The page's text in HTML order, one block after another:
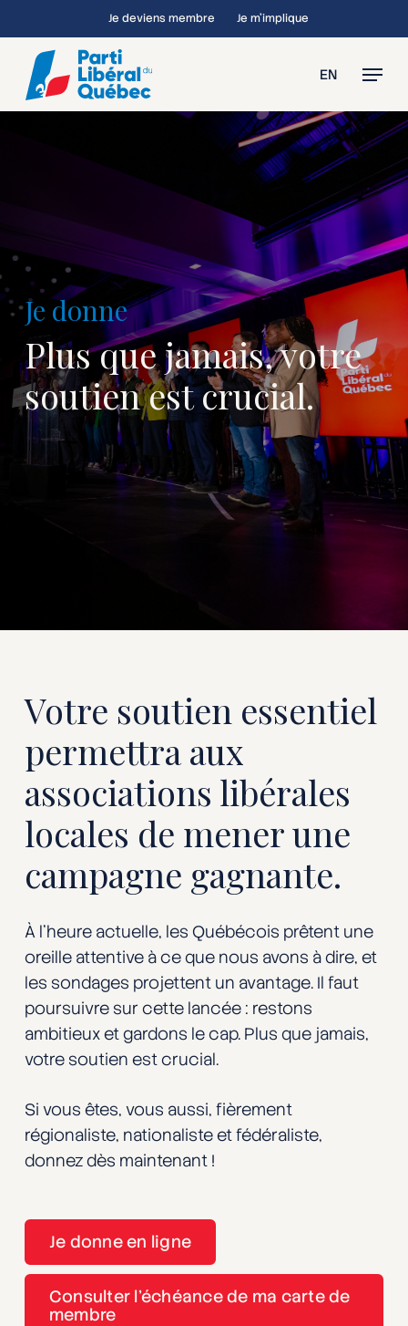
to
main
content
Je deviens membre Je m’implique
EN Menu
Je donne
Plus que jamais, votre
soutien est crucial.
Votre soutien essentiel
permettra aux
associations libérales
locales de mener une
campagne gagnante.
À l’heure actuelle, les Québécois prêtent une
oreille attentive à ce que nous avons à dire, et
les sondages projettent un avantage. Il faut
poursuivre sur cette lancée : restons
ambitieux et gardons le cap. Plus que jamais,
votre soutien est crucial.
Si vous êtes, vous aussi, fièrement
régionaliste, nationaliste et fédéraliste,
donnez dès maintenant !
Je donne en ligne
Consulter l’échéance de ma carte de
membre